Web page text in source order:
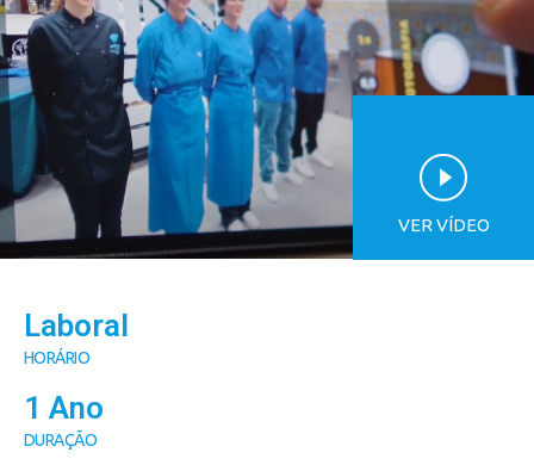
VER VÍDEO
Laboral
HORÁRIO
1 Ano
DURAÇÃO